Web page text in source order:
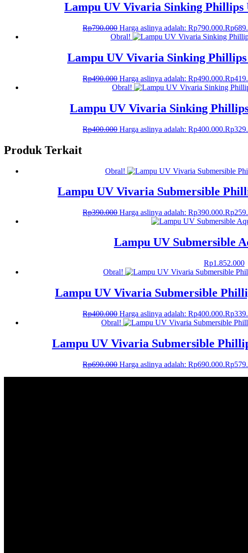
Lampu UV Vivaria Sinking Phillips
Rp790.000 Harga aslinya adalah: Rp790.000.Rp
Obral!
Lampu UV Vivaria Sinking Phillips
Rp490.000 Harga aslinya adalah: Rp490.000.Rp
Obral!
Lampu UV Vivaria Sinking
Rp400.000 Harga aslinya adalah: Rp400.000.Rp
Produk Terkait
Obral!
Lampu UV Vivaria Submersible
Rp390.000 Harga aslinya adalah: Rp390.000.Rp
Lampu UV Submersible
Rp1.852.000
Obral!
Lampu UV Vivaria Submersible
Rp400.000 Harga aslinya adalah: Rp400.000.Rp
Obral!
Lampu UV Vivaria Submersible
Rp690.000 Harga aslinya adalah: Rp690.000.Rp